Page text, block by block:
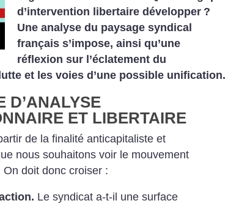
d’intervention libertaire développer ?
Une analyse du paysage syndical
français s’impose, ainsi qu’une
réflexion sur l’éclatement du
et les voies d’une possible unification.
D’ANALYSE
ET LIBERTAIRE
de la finalité anticapitaliste et
nous souhaitons voir le mouvement
doit donc croiser :
Le syndicat a-t-il une surface